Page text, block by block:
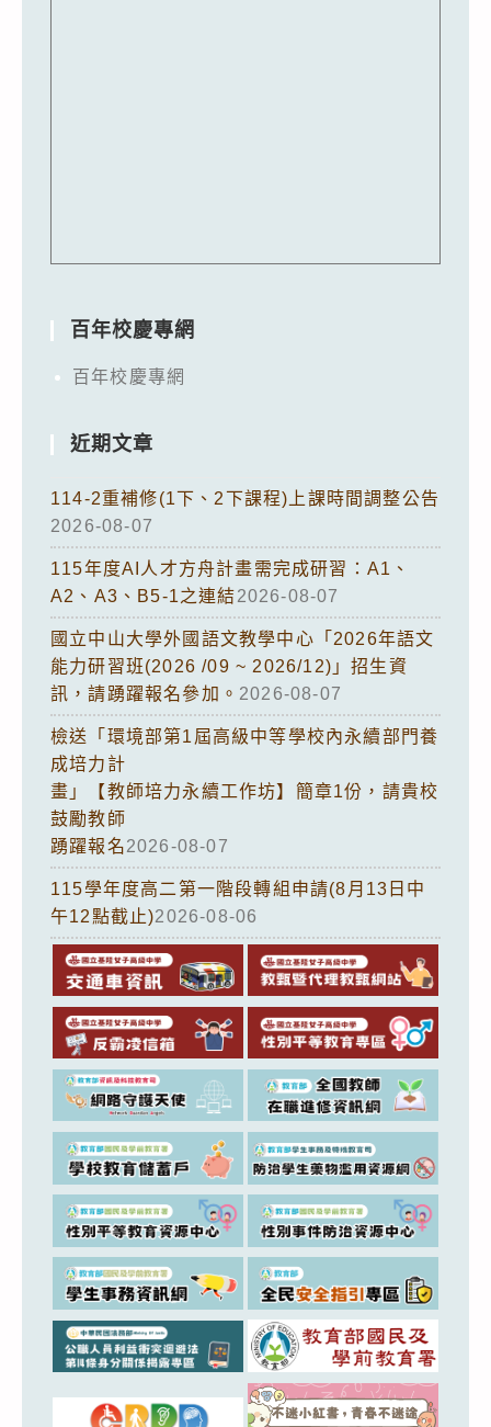
百年校慶專網
百年校慶專網
近期文章
114-2重補修(1下、2下課程)上課時間調整公告
2026-08-07
115年度AI人才方舟計畫需完成研習：A1、
A2、A3、B5-1之連結2026-08-07
國立中山大學外國語文教學中心「2026年語文
能力研習班(2026 /09 ~ 2026/12)」招生資
訊，請踴躍報名參加。 2026-08-07
檢送「環境部第1屆高級中等學校內永續部門養
成培力計
畫」【教師培力永續工作坊】簡章1份，請貴校
鼓勵教師
踴躍報名2026-08-07
115學年度高二第一階段轉組申請(8月13日中
午12點截止)2026-08-06